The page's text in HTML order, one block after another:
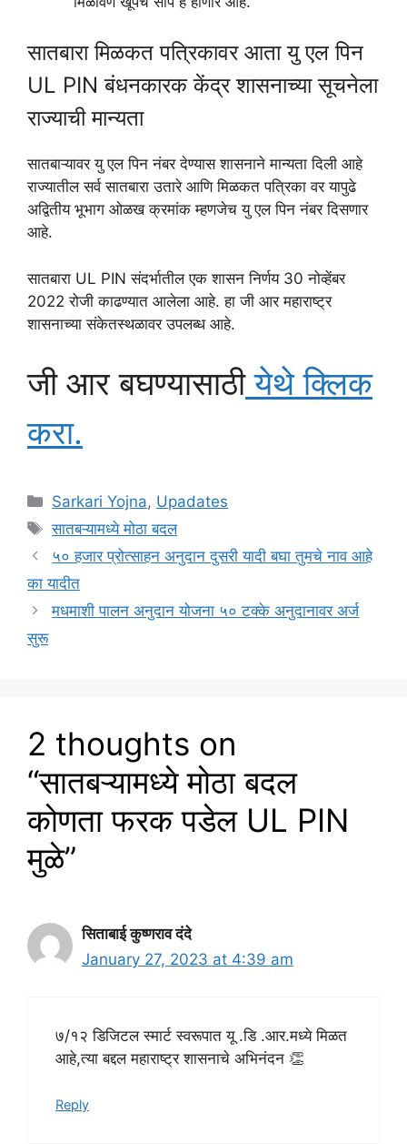
सातबारा मिळकत पत्रिकावर आता यु एल पिन
UL PIN बंधनकारक केंद्र शासनाच्या सूचनेला
राज्याची मान्यता
सातबाऱ्यावर यु एल पिन नंबर देण्यास शासनाने मान्यता दिली आहे
राज्यातील सर्व सातबारा उतारे आणि मिळकत पत्रिका वर यापुढे
अद्वितीय भूभाग ओळख क्रमांक म्हणजेच यु एल पिन नंबर दिसणार
आहे.
सातबारा UL PIN संदर्भातील एक शासन निर्णय 30 नोव्हेंबर
2022 रोजी काढण्यात आलेला आहे. हा जी आर महाराष्ट्र
शासनाच्या संकेतस्थळावर उपलब्ध आहे.
जी आर बघण्यासाठीयेथे क्लिक
करा.
Categories
Sarkari Yojna, Upadates
Tags
सातबऱ्यामध्ये मोठा बदल
५० हजार प्रोत्साहन अनुदान दुसरी यादी बघा तुमचे नाव आहे
का यादीत
मधमाशी पालन अनुदान योजना ५० टक्के अनुदानावर अर्ज
सुरू
2 thoughts on
“सातबऱ्यामध्ये मोठा बदल
कोणता फरक पडेल UL PIN
मुळे”
सिताबाई कुष्णराव दंदे
January 27, 2023 at 4:39 am
७/१२ डिजिटल स्मार्ट स्वरूपात यू .डि .आर.मध्ये मिळत
आहे,त्या बद्दल महाराष्ट्र शासनाचे अभिनंदन 👏
Reply